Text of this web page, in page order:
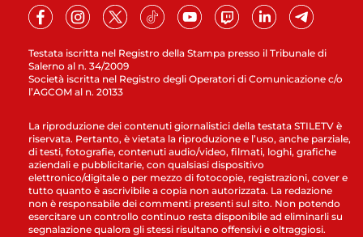
Testata iscritta nel Registro della Stampa presso il Tribunale di
Salerno al n. 34/2009
Società iscritta nel Registro degli Operatori di Comunicazione c/o
l’AGCOM al n. 20133
La riproduzione dei contenuti giornalistici della testata STILETV è
riservata. Pertanto, è vietata la riproduzione e l’uso, anche parziale,
di testi, fotografie, contenuti audio/video, filmati, loghi, grafiche
aziendali e pubblicitarie, con qualsiasi dispositivo
elettronico/digitale o per mezzo di fotocopie, registrazioni, cover e
tutto quanto è ascrivibile a copia non autorizzata. La redazione
non è responsabile dei commenti presenti sul sito. Non potendo
esercitare un controllo continuo resta disponibile ad eliminarli su
segnalazione qualora gli stessi risultano offensivi e oltraggiosi.